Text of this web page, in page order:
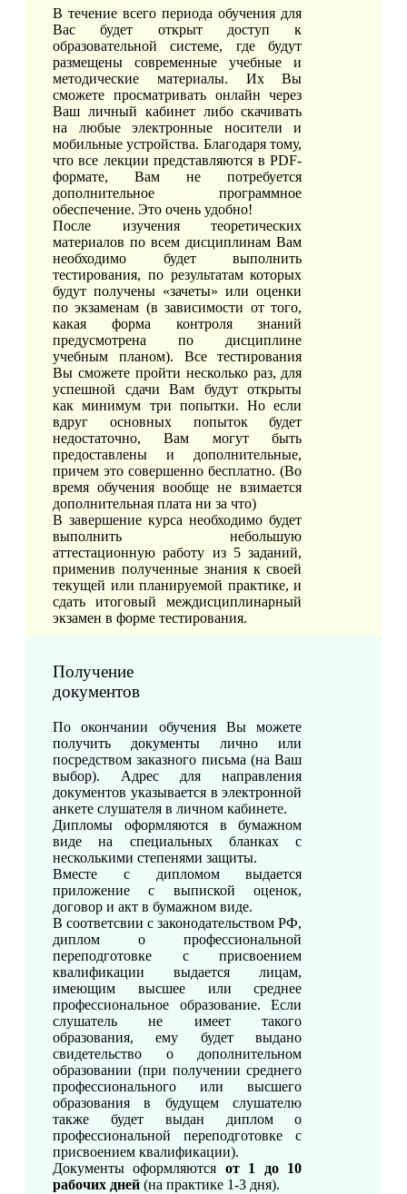
В течение всего периода обучения для
Вас будет открыт доступ к
образовательной системе, где будут
размещены современные учебные и
методические материалы. Их Вы
сможете просматривать онлайн через
Ваш личный кабинет либо скачивать
на любые электронные носители и
мобильные устройства. Благодаря тому,
что все лекции представляются в PDF-
формате, Вам не потребуется
дополнительное программное
обеспечение. Это очень удобно!
После изучения теоретических
материалов по всем дисциплинам Вам
необходимо будет выполнить
тестирования, по результатам которых
будут получены «зачеты» или оценки
по экзаменам (в зависимости от того,
какая форма контроля знаний
предусмотрена по дисциплине
учебным планом). Все тестирования
Вы сможете пройти несколько раз, для
успешной сдачи Вам будут открыты
как минимум три попытки. Но если
вдруг основных попыток будет
недостаточно, Вам могут быть
предоставлены и дополнительные,
причем это совершенно бесплатно. (Во
время обучения вообще не взимается
дополнительная плата ни за что)
В завершение курса необходимо будет
выполнить небольшую
аттестационную работу из 5 заданий,
применив полученные знания к своей
текущей или планируемой практике, и
сдать итоговый междисциплинарный
экзамен в форме тестирования.
Получение
документов
По окончании обучения Вы можете
получить документы лично или
посредством заказного письма (на Ваш
выбор). Адрес для направления
документов указывается в электронной
анкете слушателя в личном кабинете.
Дипломы оформляются в бумажном
виде на специальных бланках с
несколькими степенями защиты.
Вместе с дипломом выдается
приложение с выпиской оценок,
договор и акт в бумажном виде.
В соответсвии с законодательством РФ,
диплом о профессиональной
переподготовке с присвоением
квалификации выдается лицам,
имеющим высшее или среднее
профессиональное образование. Если
слушатель не имеет такого
образования, ему будет выдано
свидетельство о дополнительном
образовании (при получении среднего
профессионального или высшего
образования в будущем слушателю
также будет выдан диплом о
профессиональной переподготовке с
присвоением квалификации).
Документы оформляются от 1 до 10
рабочих дней (на практике 1-3 дня).